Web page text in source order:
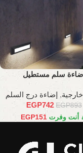
اضاءة سلم مستطيل
, إضاءة درج السلم
EGP893
EGP742
أنت وفرت EGP151